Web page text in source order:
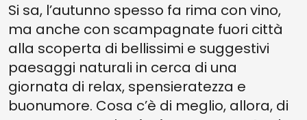
Si sa, l’autunno spesso fa rima con vino,
ma anche con scampagnate fuori città
alla scoperta di bellissimi e suggestivi
paesaggi naturali in cerca di una
giornata di relax, spensieratezza e
buonumore. Cosa c’è di meglio, allora, di